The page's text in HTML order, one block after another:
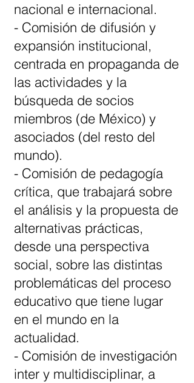
nacional e internacional.
- Comisión de difusión y
expansión institucional,
centrada en propaganda de
las actividades y la
búsqueda de socios
miembros (de México) y
asociados (del resto del
mundo).
- Comisión de pedagogía
crítica, que trabajará sobre
el análisis y la propuesta de
alternativas prácticas,
desde una perspectiva
social, sobre las distintas
problemáticas del proceso
educativo que tiene lugar
en el mundo en la
actualidad.
- Comisión de investigación
inter y multidisciplinar, a